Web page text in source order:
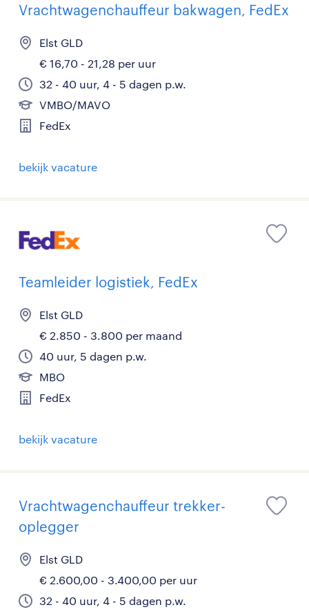
Vrachtwagenchauffeur bakwagen, FedEx
Elst GLD
€ 16,70 - 21,28 per uur
32 - 40 uur, 4 - 5 dagen p.w.
VMBO/MAVO
FedEx
bekijk vacature
Teamleider logistiek, FedEx
Elst GLD
€ 2.850 - 3.800 per maand
40 uur, 5 dagen p.w.
MBO
FedEx
bekijk vacature
Vrachtwagenchauffeur trekker-
oplegger
Elst GLD
€ 2.600,00 - 3.400,00 per uur
32 - 40 uur, 4 - 5 dagen p.w.